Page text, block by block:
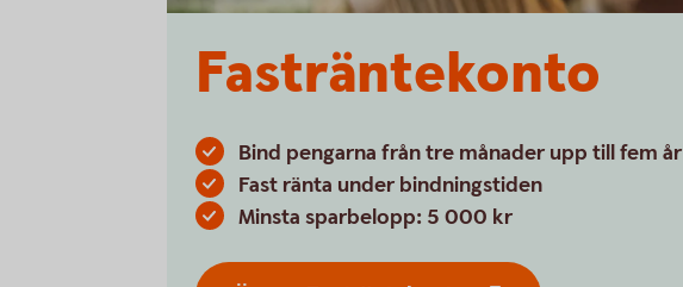
Fasträntekonto
Bind pengarna från tre månader upp till fem år
Fast ränta under bindningstiden
Minsta sparbelopp: 5 000 kr